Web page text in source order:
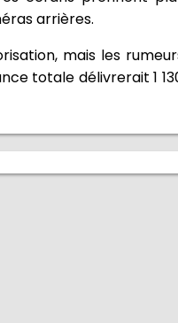
arrières.
mais les
totale délivrerait 1